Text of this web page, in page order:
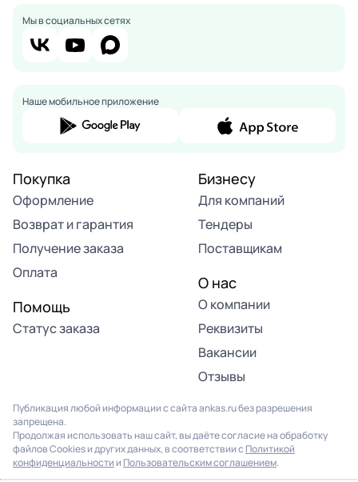
Мы в социальных сетях
Наше мобильное приложение
Покупка
Оформление
Возврат и гарантия
Получение заказа
Оплата
Помощь
Статус заказа
Бизнесу
Для компаний
Тендеры
Поставщикам
О нас
О компании
Реквизиты
Вакансии
Отзывы
Публикация любой информации с сайта ankas.ru без разрешения
запрещена.
Продолжая использовать наш сайт, вы даёте согласие на обработку
файлов Cookies и других данных, в соответствии с Политикой
конфиденциальности и Пользовательским соглашением.